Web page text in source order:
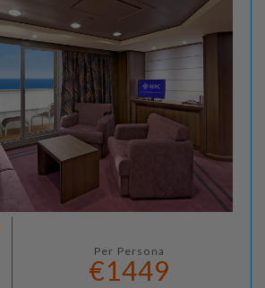
Per Persona
€1449